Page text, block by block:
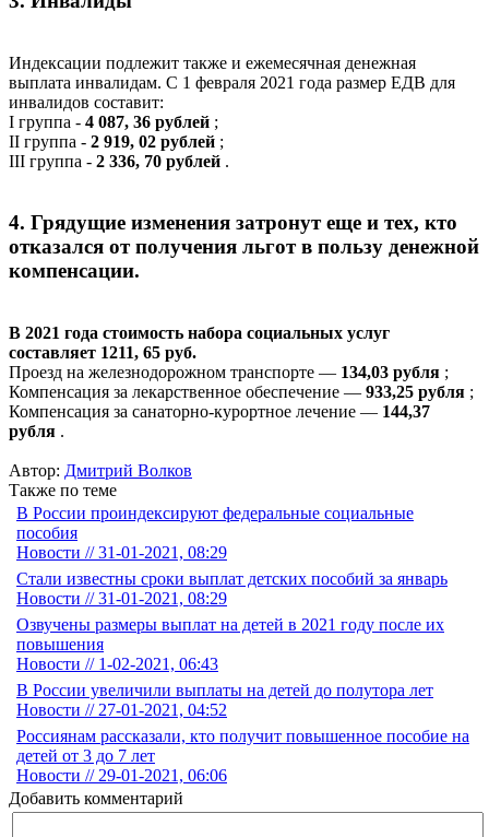
Индексации подлежит также и ежемесячная денежная
выплата инвалидам. С 1 февраля 2021 года размер ЕДВ для
инвалидов составит:
I группа - 4 087, 36 рублей ;
II группа - 2 919, 02 рублей ;
III группа - 2 336, 70 рублей .
4. Грядущие изменения затронут еще и тех, кто
отказался от получения льгот в пользу денежной
компенсации.
В 2021 года стоимость набора социальных услуг
составляет 1211, 65 руб.
Проезд на железнодорожном транспорте — 134,03 рубля ;
Компенсация за лекарственное обеспечение — 933,25 рубля ;
Компенсация за санаторно-курортное лечение — 144,37
рубля .
Автор: Дмитрий Волков
Также по теме
В России проиндексируют федеральные социальные
пособия
Новости // 31-01-2021, 08:29
Стали известны сроки выплат детских пособий за январь
Новости // 31-01-2021, 08:29
Озвучены размеры выплат на детей в 2021 году после их
повышения
Новости // 1-02-2021, 06:43
В России увеличили выплаты на детей до полутора лет
Новости // 27-01-2021, 04:52
Россиянам рассказали, кто получит повышенное пособие на
детей от 3 до 7 лет
Новости // 29-01-2021, 06:06
Добавить комментарий